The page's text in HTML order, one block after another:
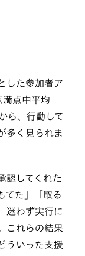
した参加者ア
満点中平均
ら、行動して
多く見られま
認してくれた
てた」「取る
迷わず実行に
これらの結果
ういった支援